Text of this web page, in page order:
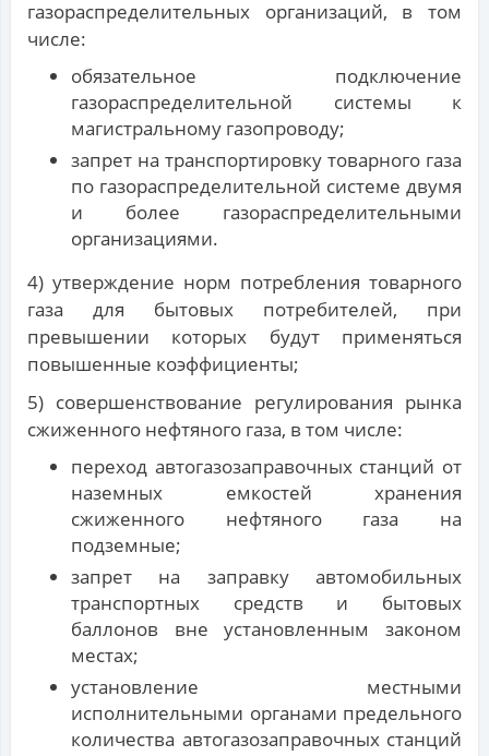
газораспределительных организаций, в том
числе:
обязательное подключение
газораспределительной системы к
магистральному газопроводу;
запрет на транспортировку товарного газа
по газораспределительной системе двумя
и более газораспределительными
организациями.
4) утверждение норм потребления товарного
газа для бытовых потребителей, при
превышении которых будут применяться
повышенные коэффициенты;
5) совершенствование регулирования рынка
сжиженного нефтяного газа, в том числе:
переход автогазозаправочных станций от
наземных емкостей хранения
сжиженного нефтяного газа на
подземные;
запрет на заправку автомобильных
транспортных средств и бытовых
баллонов вне установленным законом
местах;
установление местными
исполнительными органами предельного
количества автогазозаправочных станций